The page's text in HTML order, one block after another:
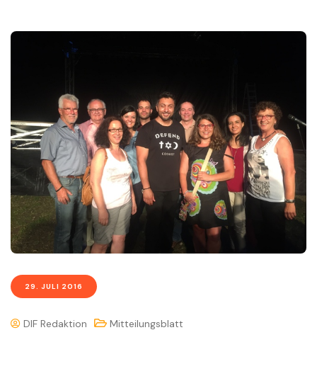
29. JULI 2016
DIF Redaktion Mitteilungsblatt